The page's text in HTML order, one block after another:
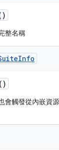
整名稱
Info
()
會觸發從內嵌資